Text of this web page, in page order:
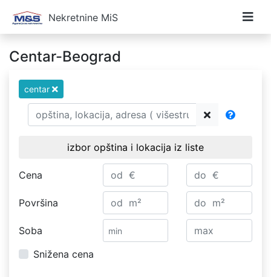
Nekretnine MiS
Centar-Beograd
centar
izbor opština i lokacija iz liste
Cena
Površina
Soba
Snižena cena